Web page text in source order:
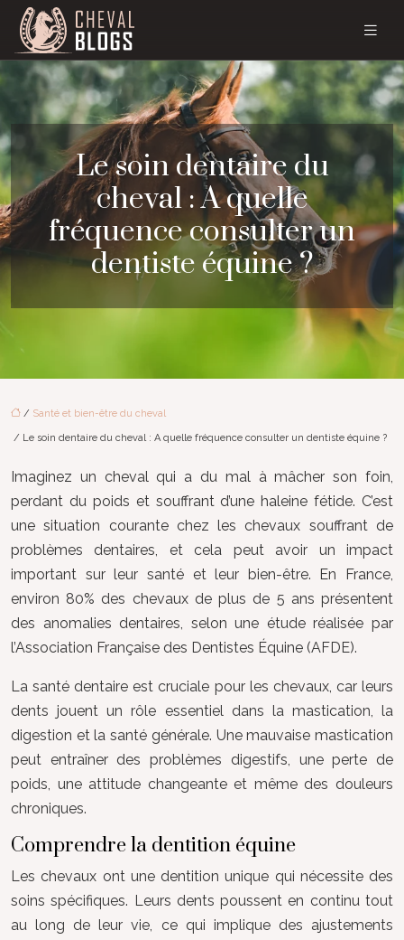
Le soin dentaire du
cheval : A quelle
fréquence consulter un
dentiste équine ?
/ Santé et bien-être du cheval
/ Le soin dentaire du cheval : A quelle fréquence consulter un dentiste équine ?
Imaginez un cheval qui a du mal à mâcher son foin,
perdant du poids et souffrant d’une haleine fétide. C’est
une situation courante chez les chevaux souffrant de
problèmes dentaires, et cela peut avoir un impact
important sur leur santé et leur bien-être. En France,
environ 80% des chevaux de plus de 5 ans présentent
des anomalies dentaires, selon une étude réalisée par
l’Association Française des Dentistes Équine (AFDE).
La santé dentaire est cruciale pour les chevaux, car leurs
dents jouent un rôle essentiel dans la mastication, la
digestion et la santé générale. Une mauvaise mastication
peut entraîner des problèmes digestifs, une perte de
poids, une attitude changeante et même des douleurs
chroniques.
Comprendre la dentition équine
Les chevaux ont une dentition unique qui nécessite des
soins spécifiques. Leurs dents poussent en continu tout
au long de leur vie, ce qui implique des ajustements